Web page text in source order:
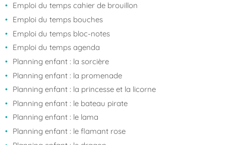
Emploi du temps cahier de brouillon
Emploi du temps bouches
Emploi du temps bloc-notes
Emploi du temps agenda
Planning enfant : la sorcière
Planning enfant : la promenade
Planning enfant : la princesse et la licorne
Planning enfant : le bateau pirate
Planning enfant : le lama
Planning enfant : le flamant rose